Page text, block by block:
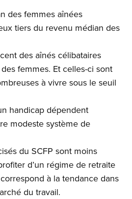
des femmes aînées
tiers du revenu médian des
des aînés célibataires
femmes. Et celles-ci sont
à vivre sous le seuil
handicap dépendent
modeste système de
du SCFP sont moins
d’un régime de retraite
à la tendance dans
du travail.